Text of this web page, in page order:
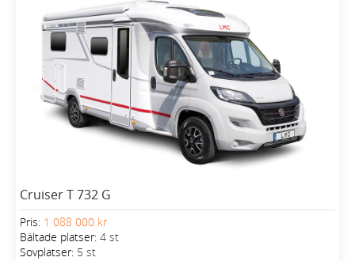
Cruiser T 732 G
Pris: 1 088 000 kr
Bältade platser: 4 st
Sovplatser: 5 st